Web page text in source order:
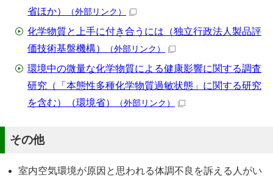
省ほか）
（外部リンク）
化学物質と上手に付き合うには（独立行政法人製品評
価技術基盤機構）
（外部リンク）
環境中の微量な化学物質による健康影響に関する調査
研究（「本態性多種化学物質過敏状態」に関する研究
を含む）（環境省）
（外部リンク）
その他
室内空気環境が原因と思われる体調不良を訴える人がい